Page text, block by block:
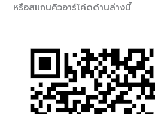
หรือสแกนคิวอาร์โค้ดด้านล่างนี้